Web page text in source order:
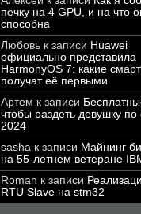
печку на 4 GPU, и на что
способна
Любовь к записи Huawei
официально представила
HarmonyOS 7: какие
получат её первыми
Артем к записи
чтобы раздеть девушку
2024
sasha к записи Майнинг
на 55-летнем ветеране
Roman к записи
RTU Slave на stm32